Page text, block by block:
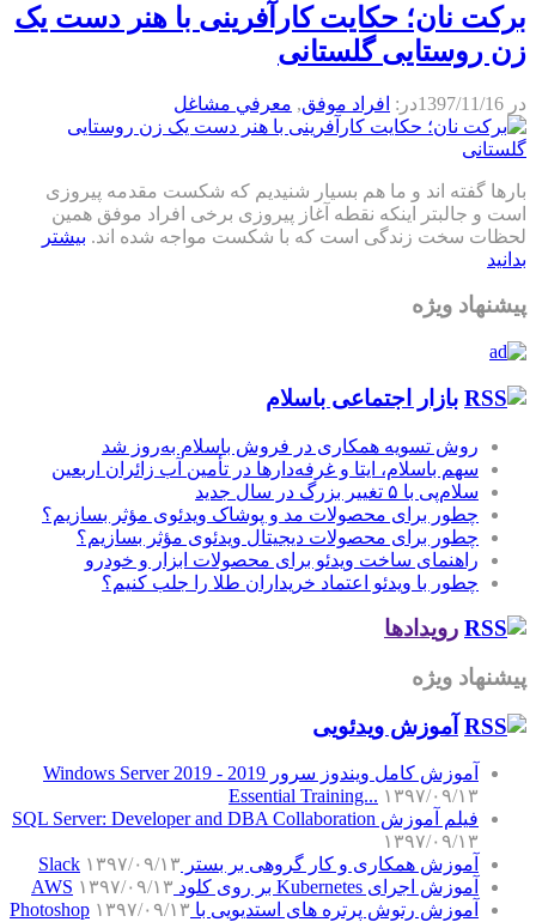
برکت نان؛ حکایت کارآفرینی با هنر دست یک
زن روستایی گلستانی
در 1397/11/16در: افراد موفق, معرفي مشاغل
بارها گفته اند و ما هم بسیار شنیدیم که شکست مقدمه پیروزی
است و جالبتر اینکه نقطه آغاز پیروزی برخی افراد موفق همین
لحظات سخت زندگی است که با شکست مواجه شده اند. بیشتر
بدانید
پیشنهاد ویژه
بازار اجتماعی باسلام
روش تسویه همکاری در فروش باسلام به‌روز شد
سهم باسلام، ایتا و غرفه‌دارها در تأمین آب زائران اربعین
سلام‌پی با ۵ تغییر بزرگ در سال جدید
چطور برای محصولات مد و پوشاک ویدئوی مؤثر بسازیم؟
چطور برای محصولات دیجیتال ویدئوی مؤثر بسازیم؟
راهنمای ساخت ویدئو برای محصولات ابزار و خودرو
چطور با ویدئو اعتماد خریداران طلا را جلب کنیم؟
رویدادها
پیشنهاد ویژه
آموزش‌ ویدئویی
آموزش کامل ویندوز سرور 2019 - Windows Server 2019
Essential Training... ۱۳۹۷/۰۹/۱۳
فیلم آموزش SQL Server: Developer and DBA Collaboration
۱۳۹۷/۰۹/۱۳
آموزش همکاری و کار گروهی بر بستر Slack ۱۳۹۷/۰۹/۱۳
آموزش اجرای Kubernetes بر روی کلود AWS
۱۳۹۷/۰۹/۱۳
آموزش رتوش پرتره های استدیویی با Photoshop ۱۳۹۷/۰۹/۱۳